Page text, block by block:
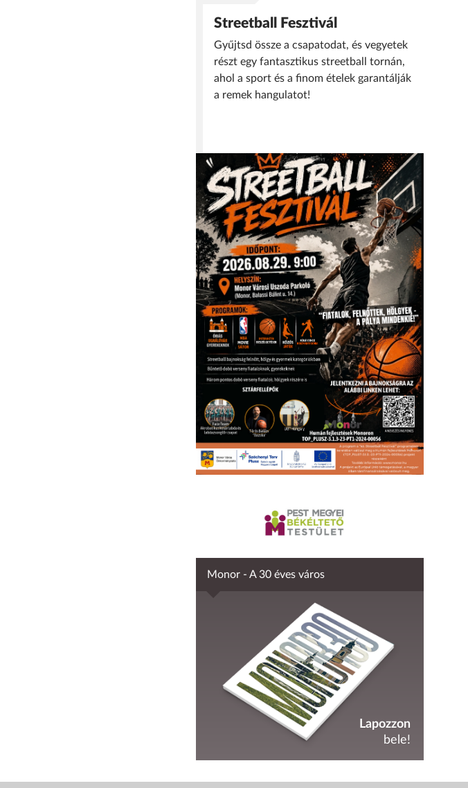
Streetball Fesztivál
Gyűjtsd össze a csapatodat, és vegyetek
részt egy fantasztikus streetball tornán,
ahol a sport és a finom ételek garantálják
a remek hangulatot!
Monor - A 30 éves város
Lapozzon
bele!